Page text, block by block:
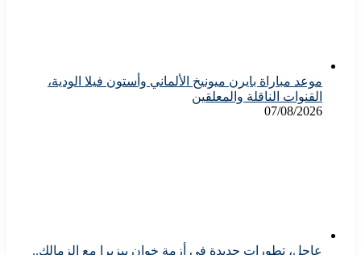
موعد مباراة بايرن ميونيخ الألماني وأستون فيلا الودية،
القنوات الناقلة والمعلقين
07/08/2026
عاجل، تطورات جديدة في أزمة خوان بيزيرا مع الزمالك..